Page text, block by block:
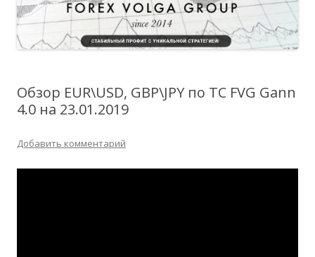
Обзор EUR\USD, GBP\JPY по ТС FVG Gann
4.0 на 23.01.2019
Добавить комментарий